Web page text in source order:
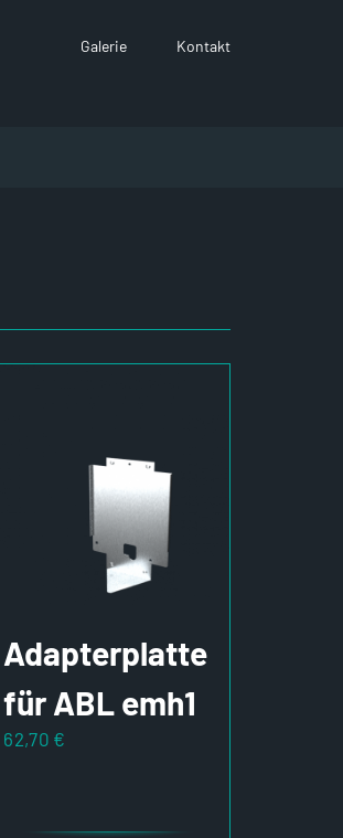
Galerie Kontakt
Adapterplatte
für ABL emh1
62,70 €